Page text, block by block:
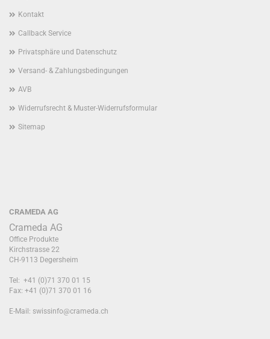
Kontakt
Callback Service
Privatsphäre und Datenschutz
Versand- & Zahlungsbedingungen
AVB
Widerrufsrecht & Muster-Widerrufsformular
Sitemap
CRAMEDA AG
Crameda AG
Office Produkte
Kirchstrasse 22
CH-9113 Degersheim
Tel: +41 (0)71 370 01 15
Fax: +41 (0)71 370 01 16
E-Mail: swissinfo@crameda.ch